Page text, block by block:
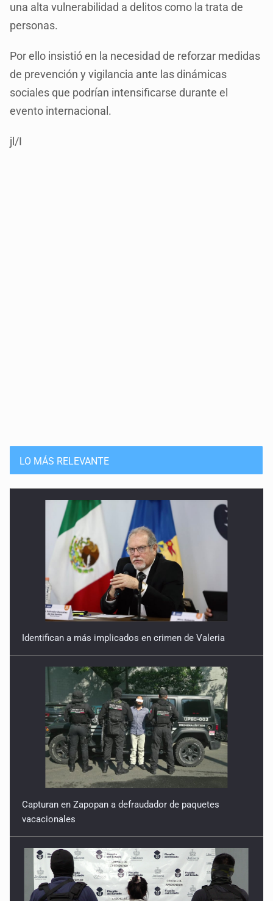
una alta vulnerabilidad a delitos como la trata de
personas.
Por ello insistió en la necesidad de reforzar medidas
de prevención y vigilancia ante las dinámicas
sociales que podrían intensificarse durante el
evento internacional.
jl/I
LO MÁS RELEVANTE
Identifican a más implicados en crimen de Valeria
Capturan en Zapopan a defraudador de paquetes
vacacionales